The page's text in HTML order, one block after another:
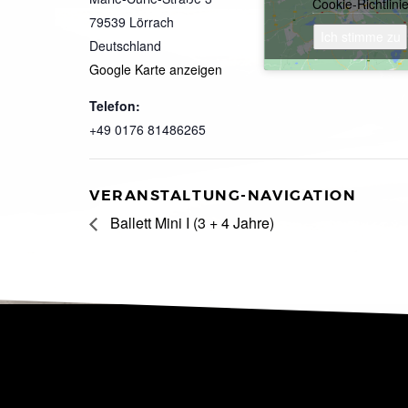
79539 Lörrach
Deutschland
Google Karte anzeigen
Telefon:
+49 0176 81486265
Cookie-Richtlinie
VERANSTALTUNG-NAVIGATION
Ballett Mini I (3 + 4 Jahre)